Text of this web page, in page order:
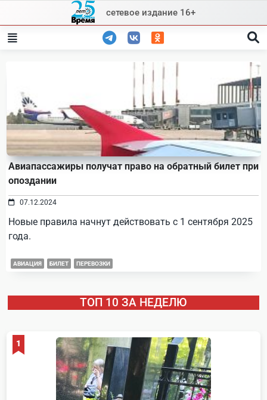
content
сетевое издание 16+
Авиапассажиры получат право на обратный билет при
опоздании
07.12.2024
Новые правила начнут действовать с 1 сентября 2025
года.
АВИАЦИЯ БИЛЕТ ПЕРЕВОЗКИ
ТОП 10 ЗА НЕДЕЛЮ